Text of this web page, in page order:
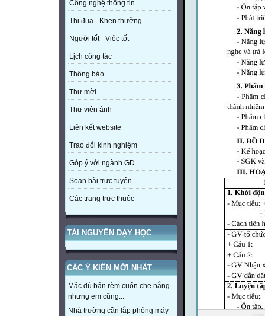
Công nghệ thông tin
Thi đua - Khen thưởng
Người tốt - Việc tốt
Lịch công tác
Thông báo
Thư mời
Thư viện ảnh
Liên kết website
Trao đổi kinh nghiệm
Góp ý với ngành GD
Soạn bài trực tuyến
Các trang trực thuộc
TÀI NGUYÊN DẠY HỌC
CÁC Ý KIẾN MỚI NHẤT
Mặc dù bán rèm cuốn che nắng
nhưng em cũng...
Nhà trường cần lắp phông máy